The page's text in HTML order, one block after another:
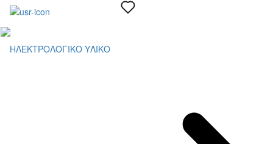
ΗΛΕΚΤΡΟΛΟΓΙΚΟ ΥΛΙΚΟ